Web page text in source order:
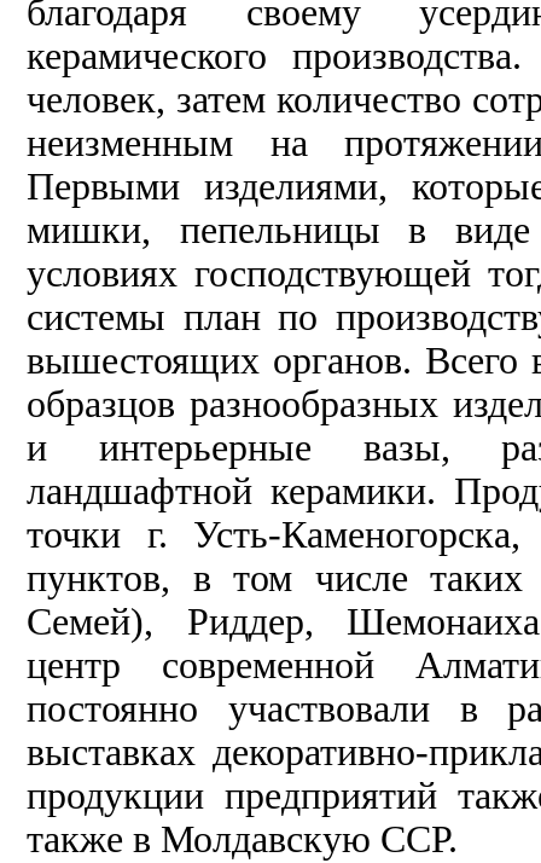
благодаря своему
керамического
человек, затем количество
неизменным на
Первыми изделиями,
мишки, пепельницы в
условиях господствующей
системы план по
вышестоящих органов. Всего
образцов разнообразных
и интерьерные вазы,
ландшафтной керамики.
точки г. Усть-
пунктов, в том числе
Семей), Риддер,
центр современной
постоянно участвовали в
выставках декоративно-
продукции предприятий
также в Молдавскую ССР.